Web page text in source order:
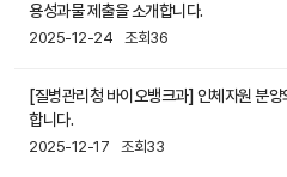
용성과물 제출을 소개합니다.
2025-12-24 조회36
[질병관리청 바이오뱅크과] 인체자원 분
합니다.
2025-12-17 조회33